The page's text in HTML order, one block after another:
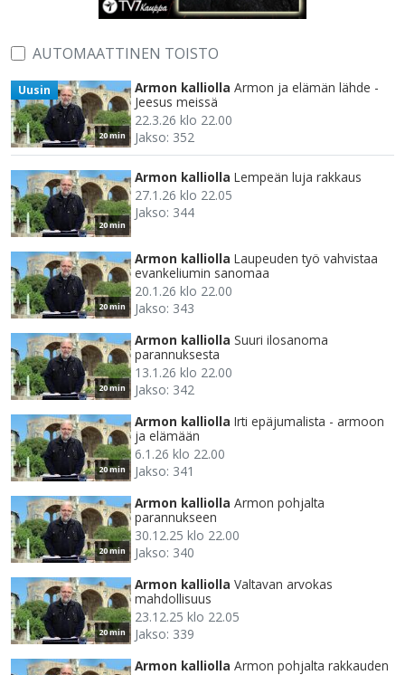
AUTOMAATTINEN TOISTO
20 min
Uusin Armon kalliolla Armon ja elämän lähde -
Jeesus meissä
22.3.26 klo 22.00
Jakso: 352
20 min
Armon kalliolla Lempeän luja rakkaus
27.1.26 klo 22.05
Jakso: 344
20 min
Armon kalliolla Laupeuden työ vahvistaa
evankeliumin sanomaa
20.1.26 klo 22.00
Jakso: 343
20 min
Armon kalliolla Suuri ilosanoma
parannuksesta
13.1.26 klo 22.00
Jakso: 342
20 min
Armon kalliolla Irti epäjumalista - armoon
ja elämään
6.1.26 klo 22.00
Jakso: 341
20 min
Armon kalliolla Armon pohjalta
parannukseen
30.12.25 klo 22.00
Jakso: 340
20 min
Armon kalliolla Valtavan arvokas
mahdollisuus
23.12.25 klo 22.05
Jakso: 339
Armon kalliolla Armon pohjalta rakkauden